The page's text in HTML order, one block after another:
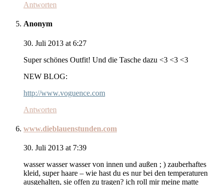
Antworten
Anonym
30. Juli 2013 at 6:27
Super schönes Outfit! Und die Tasche dazu <3 <3 <3
NEW BLOG:
http://www.voguence.com
Antworten
www.dieblauenstunden.com
30. Juli 2013 at 7:39
wasser wasser wasser von innen und außen ; ) zauberhaftes
kleid, super haare – wie hast du es nur bei den temperaturen
ausgehalten, sie offen zu tragen? ich roll mir meine matte